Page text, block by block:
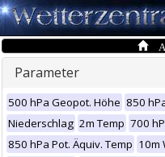
Parameter
500 hPa Geopot. Höhe 850
Niederschlag 2m Temp 700
850 hPa Pot. Äquiv. Temp 10m